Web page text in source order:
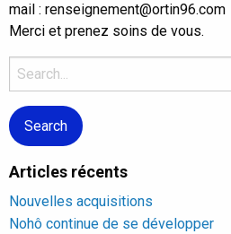
mail : renseignement@ortin96.com
Merci et prenez soins de vous.
Search
for:
Articles récents
Nouvelles acquisitions
Nohô continue de se développer